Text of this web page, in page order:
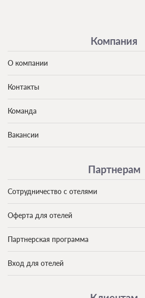
Компания
О компании
Контакты
Команда
Вакансии
Партнерам
Сотрудничество с отелями
Оферта для отелей
Партнерская программа
Вход для отелей